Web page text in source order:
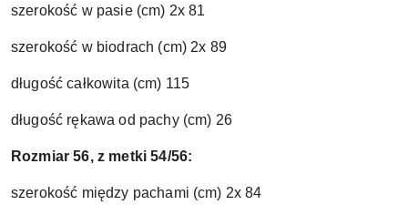
szerokość w pasie (cm) 2x 81
szerokość w biodrach (cm) 2x 89
długość całkowita (cm) 115
długość rękawa od pachy (cm) 26
Rozmiar 56, z metki 54/56:
szerokość między pachami (cm) 2x 84